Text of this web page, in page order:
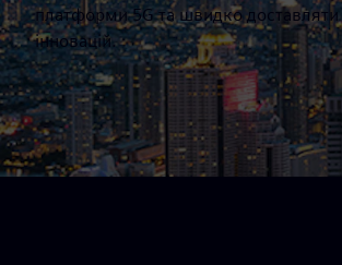
платформи 5G та швидко доставляти
інновацій.